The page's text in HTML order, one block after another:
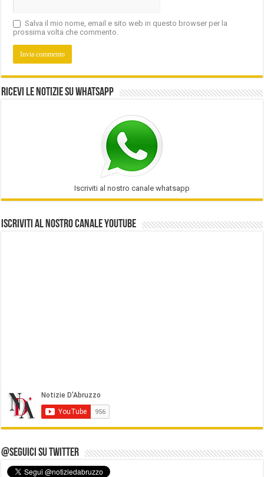
Salva il mio nome, email e sito web in questo browser per la
prossima volta che commento.
Ricevi le notizie su Whatsapp
Iscriviti al nostro canale whatsapp
Iscriviti al nostro Canale Youtube
@Seguici su Twitter